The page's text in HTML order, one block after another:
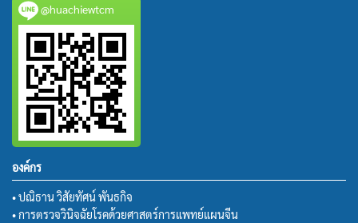
@huachiewtcm
องค์กร
• ปณิธาน วิสัยทัศน์ พันธกิจ
• การตรวจวินิจฉัยโรคด้วยศาสตร์การแพทย์แผนจีน